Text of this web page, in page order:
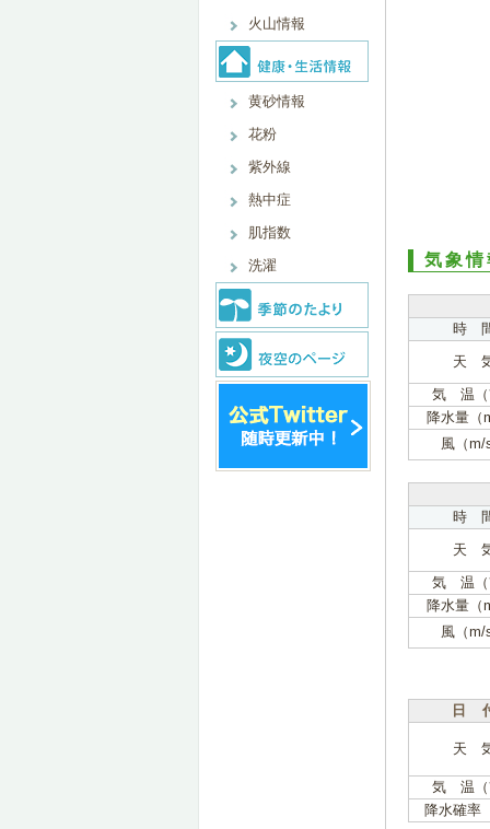
火山情報
黄砂情報
花粉
紫外線
熱中症
肌指数
洗濯
気象情
時
天
気 温
降水量（
風（m/
時
天
気 温
降水量（
風（m/
日
天
気 温
降水確率